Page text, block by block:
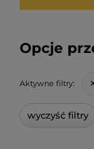
Opcje
Aktywne filtry:
wyczyść filtry